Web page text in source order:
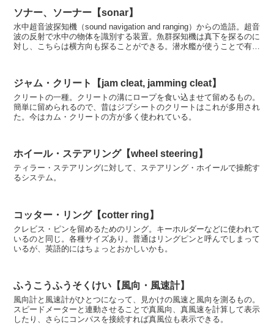
ソナー、ソーナー【sonar】
水中超音波探知機（sound navigation and ranging）からの造語。超音
波の反射で水中の物体を識別する装置。魚群探知機は真下を探るのに
対し、こちらは横方向も探ることができる。潜水艦が使うことで有名
ジャム・クリート【jam cleat, jamming cleat】
クリートの一種。クリートの溝にロープを食い込ませて留めるもの。
簡単に留められるので、昔はジブシートのクリートはこれが多用され
た。今はカム・クリートの方が多く使われている。
ホイール・ステアリング【wheel steering】
ティラー・ステアリングに対して、ステアリング・ホイールで操舵す
るシステム。
コッター・リング【cotter ring】
クレビス・ピンを留めるためのリング。キーホルダーなどに使われて
いるのと同じ。各種サイズあり。普通はリングピンと呼んでしまって
いるが、英語的にはちょっとおかしいかも。
ふうこうふうそくけい【風向・風速計】
風向計と風速計がひとつになって、見かけの風速と風向を測るもの。
スピードメーターと連動させることで真風向、真風速を計算して表示
したり、さらにコンパスを接続すれば真風位も表示できる。